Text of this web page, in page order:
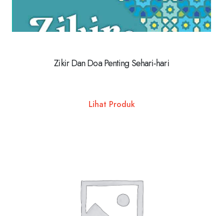
Zikir Dan Doa Penting Sehari-hari
Lihat Produk